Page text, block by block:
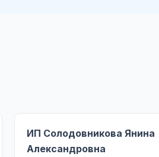
ИП Солодовникова Янина
Александровна